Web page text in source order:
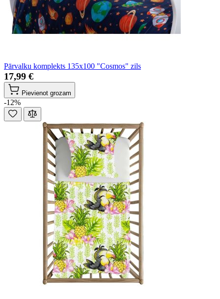
Pārvalku komplekts 135x100 "Cosmos" zils
17,99 €
Pievienot grozam
-12%